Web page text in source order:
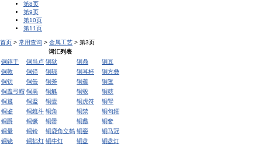
第8页
第9页
第10页
第11页
首页 > 常用查询 > 金属工艺 > 第3页
词汇列表
铜錞于
铜当卢 铜狄 铜鼎
铜豆
铜敦
铜铎 铜轭 铜耳杯
铜方彝
铜钫
铜缶 铜斧 铜釜
铜簠
铜盖弓帽 铜鬲 铜觚 铜毂
铜鼓
铜簋
铜盉 铜壶 铜虎符
铜斝
铜鉴
铜鐎斗 铜角 铜禁
铜句鑃
铜爵
铜镢 铜罍 铜蠡
铜奁
铜量
铜铃 铜鹿角立鹤 铜銮
铜马冠
铜铙
铜拈灯 铜牛灯 铜盘
铜盘灯